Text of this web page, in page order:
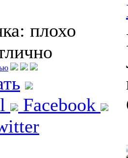
плохо
Facebook